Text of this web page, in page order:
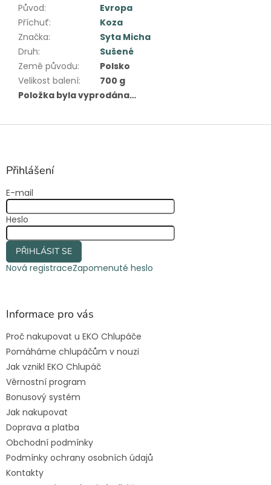
Původ:
Evropa
Příchuť:
Koza
Značka:
Syta Micha
Druh:
Sušené
Země původu:
Polsko
Velikost balení:
700 g
Položka byla vyprodána…
Z
Přihlášení
E-mail
Heslo
PŘIHLÁSIT SE
Nová registraceZapomenuté heslo
Informace pro vás
Proč nakupovat u EKO Chlupáče
Pomáháme chlupáčům v nouzi
Jak vznikl EKO Chlupáč
Věrnostní program
Bonusový systém
Jak nakupovat
Doprava a platba
Obchodní podmínky
Podmínky ochrany osobních údajů
Kontakty